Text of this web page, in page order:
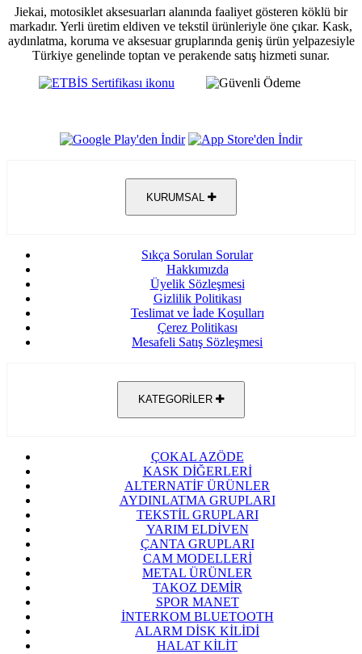
Jiekai, motosiklet aksesuarları alanında faaliyet gösteren köklü bir
markadır. Yerli üretim eldiven ve tekstil ürünleriyle öne çıkar. Kask,
aydınlatma, koruma ve aksesuar gruplarında geniş ürün yelpazesiyle
Türkiye genelinde toptan ve perakende satış hizmeti sunar.
KURUMSAL
Sıkça Sorulan Sorular
Hakkımızda
Üyelik Sözleşmesi
Gizlilik Politikası
Teslimat ve İade Koşulları
Çerez Politikası
Mesafeli Satış Sözleşmesi
KATEGORİLER
ÇOKAL AZÖDE
KASK DİĞERLERİ
ALTERNATİF ÜRÜNLER
AYDINLATMA GRUPLARI
TEKSTİL GRUPLARI
YARIM ELDİVEN
ÇANTA GRUPLARI
CAM MODELLERİ
METAL ÜRÜNLER
TAKOZ DEMİR
SPOR MANET
İNTERKOM BLUETOOTH
ALARM DİSK KİLİDİ
HALAT KİLİT